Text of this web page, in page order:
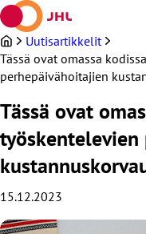
Siirry
sisältöön
Uutisartikkelit
Tässä ovat omassa
perhepäivähoitajien
Tässä ovat
15.12.2023